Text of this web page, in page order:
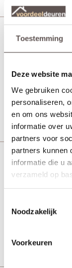
Toestemming
Deze website
We gebruiken
personaliseren,
en om ons
informatie over
partners voor
partners kunnen
informatie die u
verzameld op
Noodzakelijk
Voorkeuren
10